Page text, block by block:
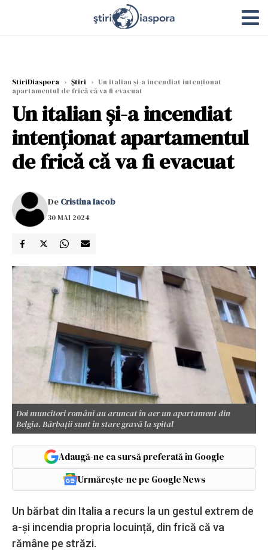
StiriDiaspora › Știri › Un italian și-a incendiat intenționat
apartamentul de frică că va fi evacuat
Un italian și-a incendiat
intenționat apartamentul
de frică că va fi evacuat
De Cristina Iacob
30 MAI 2024
Doi muncitori români au aruncat în aer un apartament din
Belgia. Bărbații sunt în stare gravă la spital
Adaugă-ne ca sursă preferată în Google
Urmărește-ne pe Google News
Un bărbat din Italia a recurs la un gestul extrem de
a-și incendia propria locuință, din frică că va
rămâne pe străzi.